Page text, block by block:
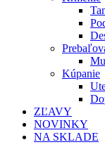
Kúpanie
ZĽAVY
NOVINKY
NA SKLADE